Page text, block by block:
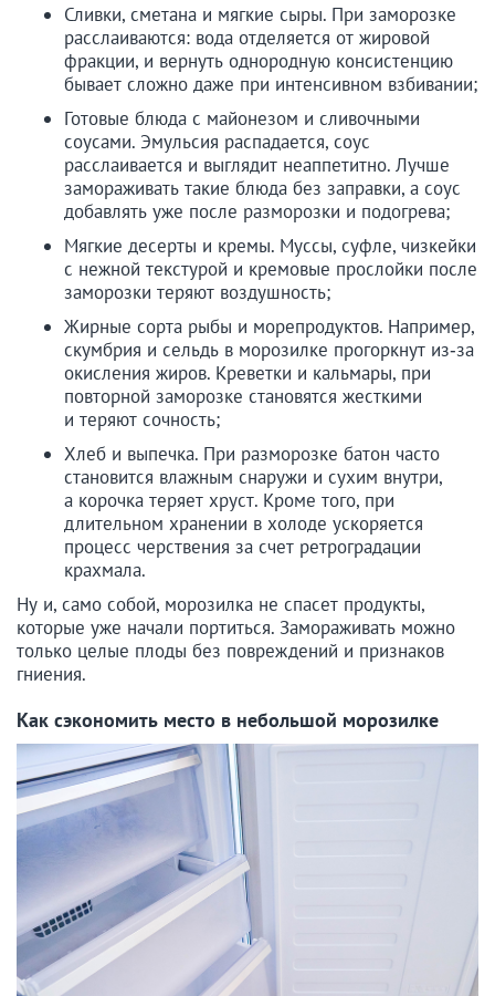
Сливки, сметана и мягкие сыры. При заморозке
расслаиваются: вода отделяется от жировой
фракции, и вернуть однородную консистенцию
бывает сложно даже при интенсивном взбивании;
Готовые блюда с майонезом и сливочными
соусами. Эмульсия распадается, соус
расслаивается и выглядит неаппетитно. Лучше
замораживать такие блюда без заправки, а соус
добавлять уже после разморозки и подогрева;
Мягкие десерты и кремы. Муссы, суфле, чизкейки
с нежной текстурой и кремовые прослойки после
заморозки теряют воздушность;
Жирные сорта рыбы и морепродуктов. Например,
скумбрия и сельдь в морозилке прогоркнут из‑за
окисления жиров. Креветки и кальмары, при
повторной заморозке становятся жесткими
и теряют сочность;
Хлеб и выпечка. При разморозке батон часто
становится влажным снаружи и сухим внутри,
а корочка теряет хруст. Кроме того, при
длительном хранении в холоде ускоряется
процесс черствения за счет ретроградации
крахмала.
Ну и, само собой, морозилка не спасет продукты,
которые уже начали портиться. Замораживать можно
только целые плоды без повреждений и признаков
гниения.
Как сэкономить место в небольшой морозилке